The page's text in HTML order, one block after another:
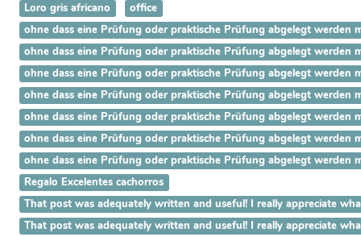
Loro gris africano
office
ohne dass eine Prüfung oder praktische Prüfung abgelegt werden
ohne dass eine Prüfung oder praktische Prüfung abgelegt werden
ohne dass eine Prüfung oder praktische Prüfung abgelegt werden
ohne dass eine Prüfung oder praktische Prüfung abgelegt werden
ohne dass eine Prüfung oder praktische Prüfung abgelegt werden
ohne dass eine Prüfung oder praktische Prüfung abgelegt werden
ohne dass eine Prüfung oder praktische Prüfung abgelegt werden
Regalo Excelentes cachorros
That post was adequately written and useful! I really appreciate
That post was adequately written and useful! I really appreciate